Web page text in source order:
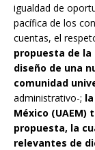
igualdad de
pacífica de los
cuentas, el
propuesta de
diseño de una
comunidad
administrativo-;
México (UAEM)
propuesta, la
relevantes de